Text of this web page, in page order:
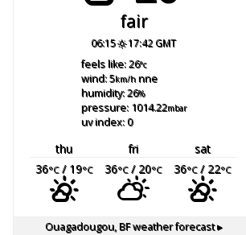
fair
06:15 17:42 GMT
feels like: 26°c
wind: 5km/hnne
humidity: 26%
pressure: 1014.22mbar
uv index: 0
thu fri
sat
36°C/ 19°C 36°C/ 20°C 36°C/ 22°C
Ouagadougou, BFweather forecast ▸